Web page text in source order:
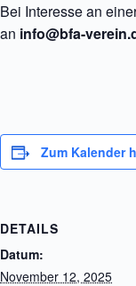
Bei Interesse an
an info@bfa-
Zum Kalender
DETAILS
Datum:
November 12, 2025